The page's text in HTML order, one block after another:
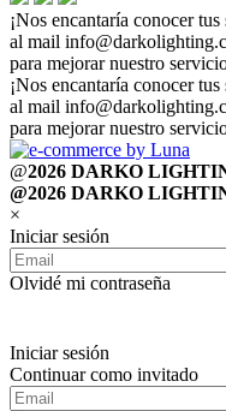
¡Nos encantaría conocer
al mail
para mejorar nuestro
¡Nos encantaría conocer
al mail
para mejorar nuestro
@2026 DARKO
@2026 DARKO
×
Iniciar sesión
Olvidé mi contraseña
Iniciar sesión
Continuar como invitado